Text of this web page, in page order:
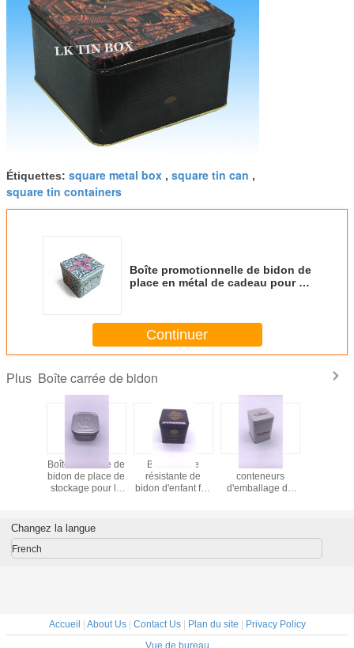
Étiquettes: square metal box , square tin can ,
square tin containers
Boîte promotionnelle de bidon de
place en métal de cadeau pour le
Continuer
Plus Boîte carrée de bidon
Boîte médicale de
bidon de place de
stockage pour la
Boîte carrée
résistante de
bidon d'enfant fait
médical
conteneurs
d'emballage de
preuve
Changez la langue
French
Accueil About Us| Contact Us| Plan du site
Privacy Policy